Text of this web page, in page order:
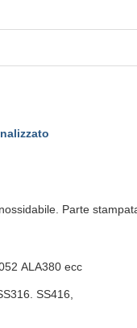
Parte
ALA380 ecc
SS416,